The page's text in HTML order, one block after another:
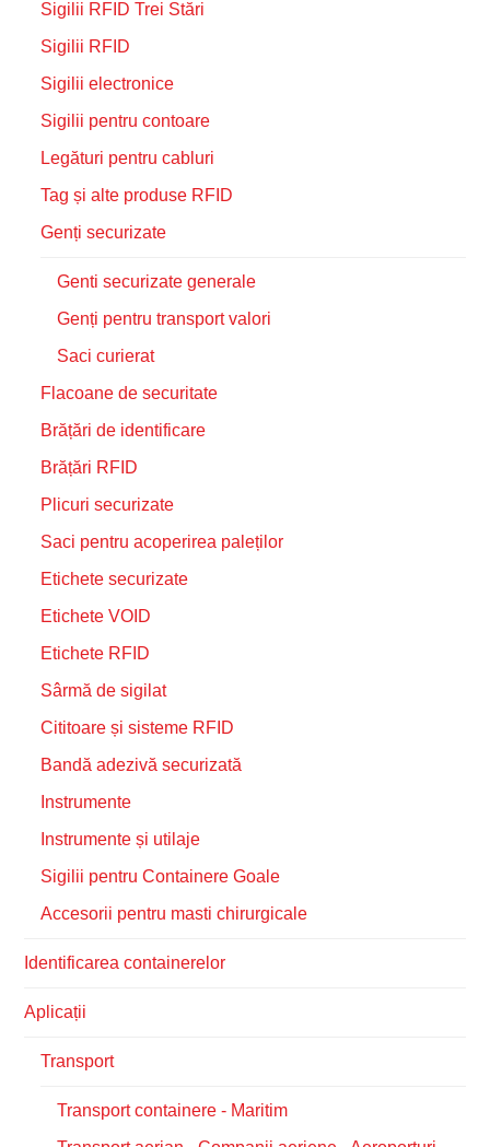
Sigilii RFID Trei Stări
Sigilii RFID
Sigilii electronice
Sigilii pentru contoare
Legături pentru cabluri
Tag și alte produse RFID
Genți securizate
Genti securizate generale
Genți pentru transport valori
Saci curierat
Flacoane de securitate
Brățări de identificare
Brățări RFID
Plicuri securizate
Saci pentru acoperirea paleților
Etichete securizate
Etichete VOID
Etichete RFID
Sârmă de sigilat
Cititoare și sisteme RFID
Bandă adezivă securizată
Instrumente
Instrumente și utilaje
Sigilii pentru Containere Goale
Accesorii pentru masti chirurgicale
Identificarea containerelor
Aplicații
Transport
Transport containere - Maritim